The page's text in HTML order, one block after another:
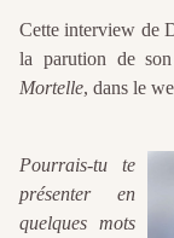
Cette interview de
la parution de
Mortelle, dans le
Pourrais-tu te
présenter en
quelques mots